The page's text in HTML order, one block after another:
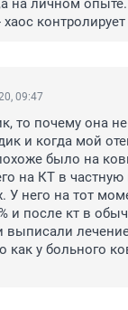
на личном опыте.
09:47
то почему она
и когда мой
было на
на КТ в частную
У него на тот
и после кт в
выписали
как у больного